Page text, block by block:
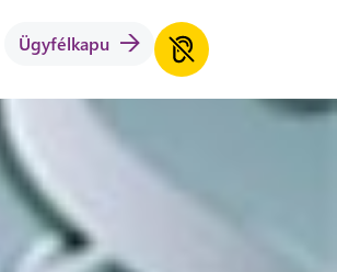
Ügyfélkapu